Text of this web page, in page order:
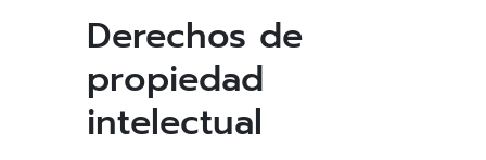
Derechos de
propiedad
intelectual